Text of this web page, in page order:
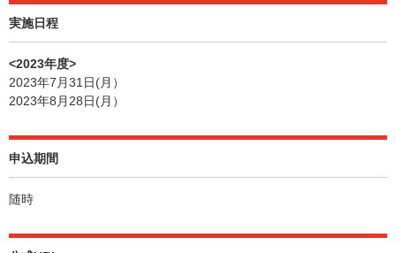
実施日程
<2023年度>
2023年7月31日(月）
2023年8月28日(月）
申込期間
随時